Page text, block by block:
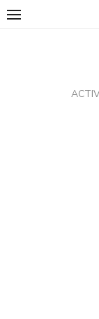
Skip